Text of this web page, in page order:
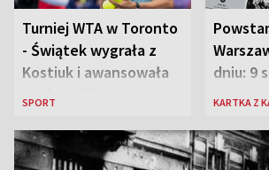
Turniej WTA w Toronto
- Świątek wygrała z
Kostiuk i awansowała
do ćwierćfinału
SPORT
dniu: 9
KARTKA Z